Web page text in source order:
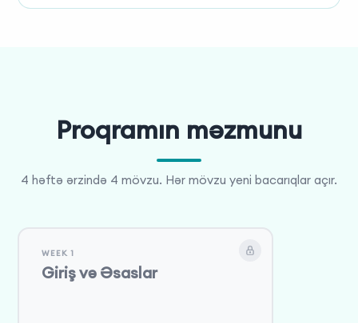
Proqramın məzmunu
4 həftə ərzində 4 mövzu. Hər mövzu yeni bacarıqlar açır.
WEEK 1
Giriş və Əsaslar